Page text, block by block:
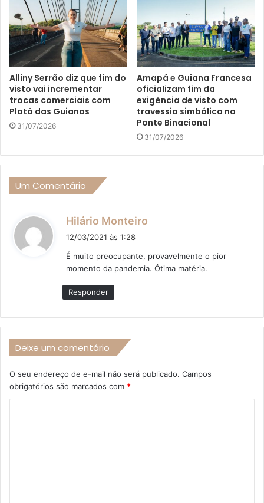
Alliny Serrão diz que fim do
visto vai incrementar
trocas comerciais com
Platô das Guianas
31/07/2026
Amapá e Guiana Francesa
oficializam fim da
exigência de visto com
travessia simbólica na
Ponte Binacional
31/07/2026
Um Comentário
Hilário Monteiro
s
e
12/03/2021 às 1:28
É muito preocupante, provavelmente o pior
momento da pandemia. Ótima matéria.
Responder
Deixe um comentário
O seu endereço de e-mail não será publicado. Campos
obrigatórios são marcados com *